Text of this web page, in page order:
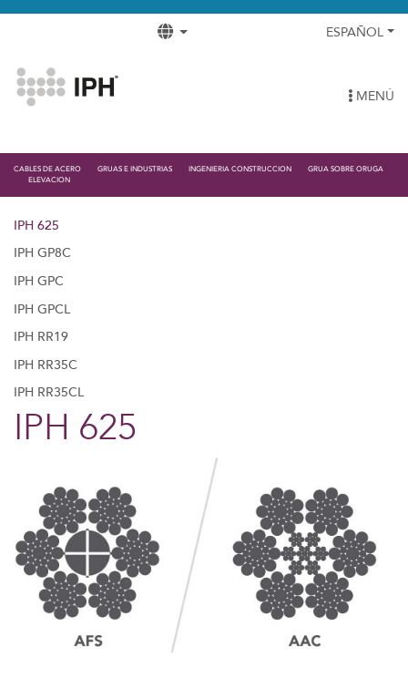
ESPAÑOL
MENÚ
CABLES DE ACERO GRUAS E INDUSTRIAS INGENIERIA CONSTRUCCION
GRUA SOBRE ORUGA
ELEVACION
IPH 625
IPH GP8C
IPH GPC
IPH GPCL
IPH RR19
IPH RR35C
IPH RR35CL
IPH 625